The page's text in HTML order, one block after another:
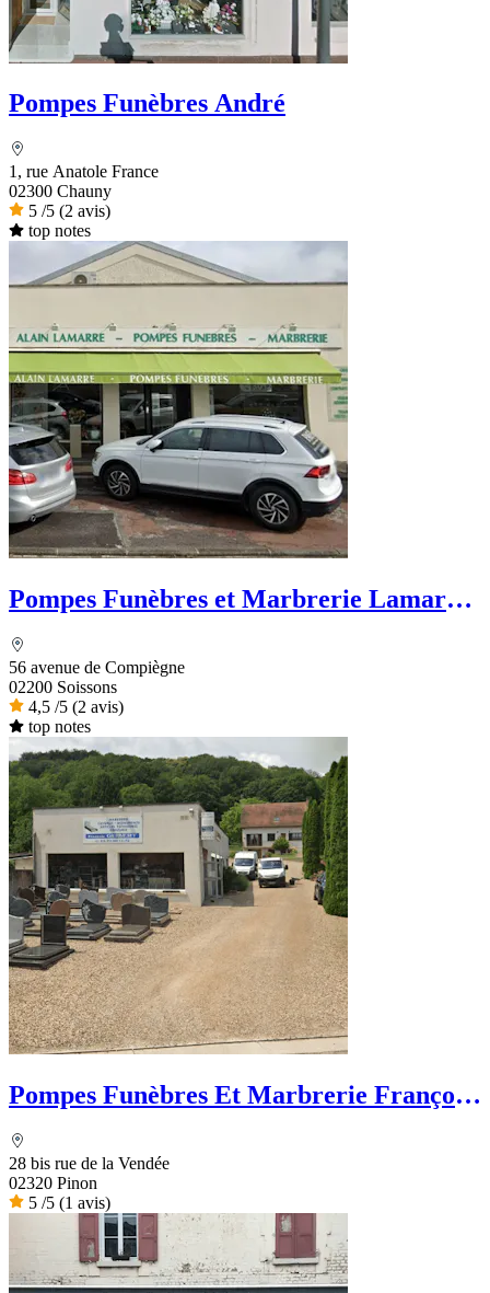
Pompes Funèbres André
1, rue Anatole France
02300 Chauny
5 /5 (2 avis)
top notes
Pompes Funèbres et Marbrerie Lamarre
56 avenue de Compiègne
02200 Soissons
4,5 /5 (2 avis)
top notes
Pompes Funèbres Et Marbrerie François
28 bis rue de la Vendée
02320 Pinon
5 /5 (1 avis)